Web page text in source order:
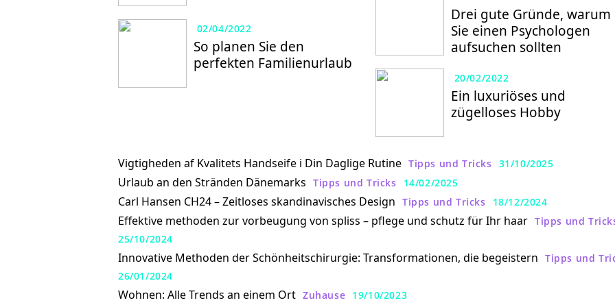
02/04/2022
So planen Sie den
perfekten Familienurlaub
Drei gute Gründe, warum
Sie einen Psychologen
aufsuchen sollten
20/02/2022
Ein luxuriöses und
zügelloses Hobby
Vigtigheden af Kvalitets Handseife i Din Daglige Rutine Tipps und Tricks 31/10/2025
Urlaub an den Stränden Dänemarks Tipps und Tricks 14/02/2025
Carl Hansen CH24 – Zeitloses skandinavisches Design Tipps und Tricks 18/12/2024
Effektive methoden zur vorbeugung von spliss – pflege und schutz für Ihr haar Tipps und
25/10/2024
Innovative Methoden der Schönheitschirurgie: Transformationen, die begeistern Tipps und
26/01/2024
Wohnen: Alle Trends an einem Ort Zuhause 19/10/2023